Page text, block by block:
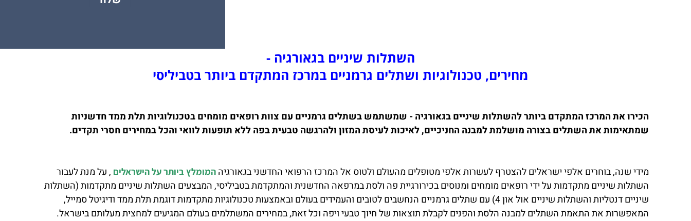
השתלות שיניים בגאורגיה -
מחירים, טכנולוגיות ושתלים גרמניים במרכז המתקדם ביותר בטביליסי
הכירו את המרכז המתקדם ביותר להשתלות שיניים בגאורגיה - שמשתמש בשתלים גרמניים עם צוות רופאים מומחים בטכנולוגיות תלת ממד חדשניות
שמתאימות את השתלים בצורה מושלמת למבנה החניכיים, לאיכות לעיסת המזון ולהרגשה טבעית בפה ללא תופעות לוואי והכל במחירים חסרי תקדים.
מידי שנה, בוחרים אלפי ישראלים להצטרף לעשרות אלפי מטופלים מהעולם ולטוס אל המרכז הרפואי החדשני בגאורגיה המומלץ ביותר על הישראלים , על מנת לעבור
השתלות שיניים מתקדמות על ידי רופאים מומחים ומנוסים בכירורגיית פה ולסת במרפאה החדשנית והמתקדמת בטביליסי, המבצעים השתלות שיניים מתקדמות (השתלות
שיניים דנטליות והשתלות שיניים אול און 4) עם שתלים גרמניים הנחשבים לטובים והעמידים בעולם ובאמצעות טכנולוגיות מתקדמות דוגמת תלת ממד ודיגיטל סמייל,
המאפשרות את התאמת השתלים למבנה הלסת והפנים לקבלת תוצאות של חיוך טבעי ויפה וכל זאת, במחירים המשתלמים בעולם המגיעים למחצית מעלותם בישראל.